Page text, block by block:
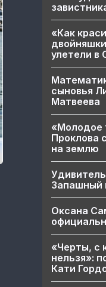
«Как
улетели в
сыновья
Матвеева
«Молодое
Проклова
на землю
Запашный
Оксана
«Черты, с
нельзя»:
Кати